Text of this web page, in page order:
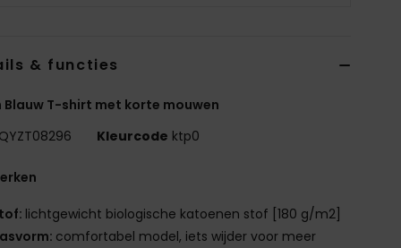
& functies
Blauw T-shirt met korte mouwen
Kleurcode ktp0
lichtgewicht biologische katoenen stof [180 g/m2]
comfortabel model, iets wijder voor meer